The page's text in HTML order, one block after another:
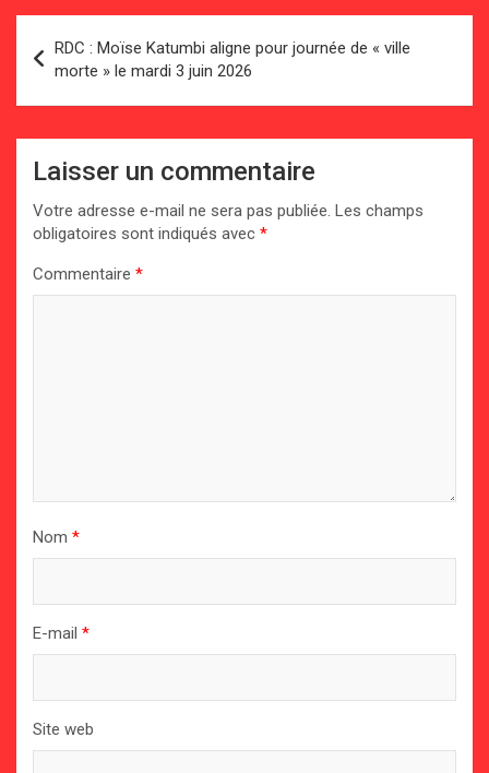
de
l’article
RDC : Moïse Katumbi aligne pour journée de « ville
morte » le mardi 3 juin 2026
Laisser un commentaire
Votre adresse e-mail ne sera pas publiée. Les champs
obligatoires sont indiqués avec *
Commentaire *
Nom *
E-mail *
Site web